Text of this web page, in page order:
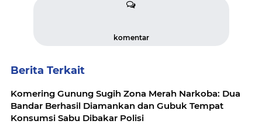
komentar
Berita Terkait
Komering Gunung Sugih Zona Merah Narkoba: Dua
Bandar Berhasil Diamankan dan Gubuk Tempat
Konsumsi Sabu Dibakar Polisi